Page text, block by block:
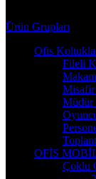
Ürün Grupları
Ofis
Fileli
Misafir
Müdür
OFİS
Çoklu